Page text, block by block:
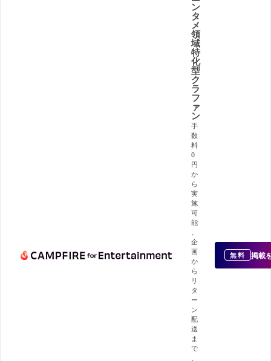
ン
タ
メ
領
域
特
化
型
ク
ラ
フ
ァ
ン
手
数
料
0
円
か
ら
実
施
可
能
企
画
か
ら
リ
タ
ー
ン
配
送
ま
で
無料 掲載